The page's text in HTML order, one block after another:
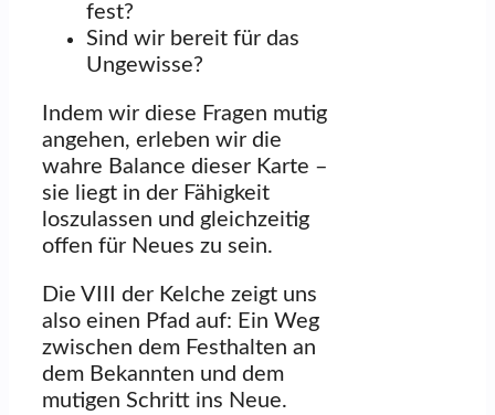
fest?
Sind wir bereit für das
Ungewisse?
Indem wir diese Fragen mutig
angehen, erleben wir die
wahre Balance dieser Karte –
sie liegt in der Fähigkeit
loszulassen und gleichzeitig
offen für Neues zu sein.
Die VIII der Kelche zeigt uns
also einen Pfad auf: Ein Weg
zwischen dem Festhalten an
dem Bekannten und dem
mutigen Schritt ins Neue.